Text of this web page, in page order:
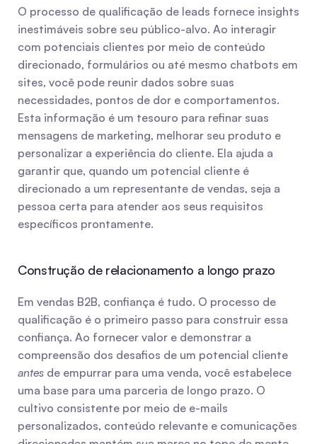
O processo de qualificação de leads fornece insights
inestimáveis sobre seu público-alvo. Ao interagir
com potenciais clientes por meio de conteúdo
direcionado, formulários ou até mesmo chatbots em
sites, você pode reunir dados sobre suas
necessidades, pontos de dor e comportamentos.
Esta informação é um tesouro para refinar suas
mensagens de marketing, melhorar seu produto e
personalizar a experiência do cliente. Ela ajuda a
garantir que, quando um potencial cliente é
direcionado a um representante de vendas, seja a
pessoa certa para atender aos seus requisitos
específicos prontamente.
Construção de relacionamento a longo prazo
Em vendas B2B, confiança é tudo. O processo de
qualificação é o primeiro passo para construir essa
confiança. Ao fornecer valor e demonstrar a
antes de empurrar para uma venda, você estabelece
uma base para uma parceria de longo prazo. O
cultivo consistente por meio de e-mails
personalizados, conteúdo relevante e comunicações